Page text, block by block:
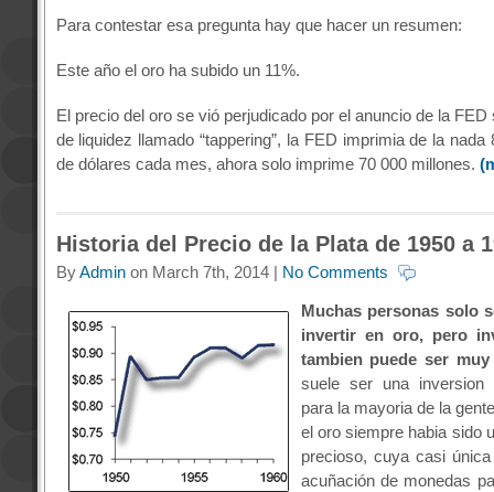
Para contestar esa pregunta hay que hacer un resumen:
Este año el oro ha subido un 11%.
El precio del oro se vió perjudicado por el anuncio de la
de liquidez llamado “tappering”, la FED imprimia de la nada
de dólares cada mes, ahora solo imprime 70 000 millones.
Historia del Precio de la Plata de 1950 a
ByAdminon March 7th, 2014 | No Comments
Muchas personas solo
invertir en oro, pero
tambien puede ser
suele ser una inversion
para la mayoria de la
el oro siempre habia sido
precioso, cuya casi
acuñación de monedas